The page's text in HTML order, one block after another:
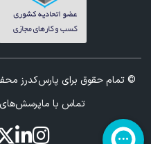
© تمام حقوق برای پارس‌کدرز
تماس با ماپرسش‌های